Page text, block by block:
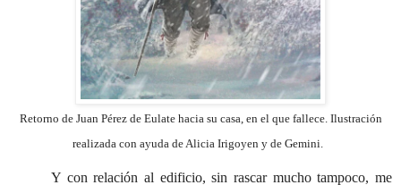
Retorno de Juan Pérez de Eulate hacia su casa, en el que fallece. Ilustración
realizada con ayuda de Alicia Irigoyen y de Gemini.
Y con relación al edificio, sin rascar mucho tampoco, me